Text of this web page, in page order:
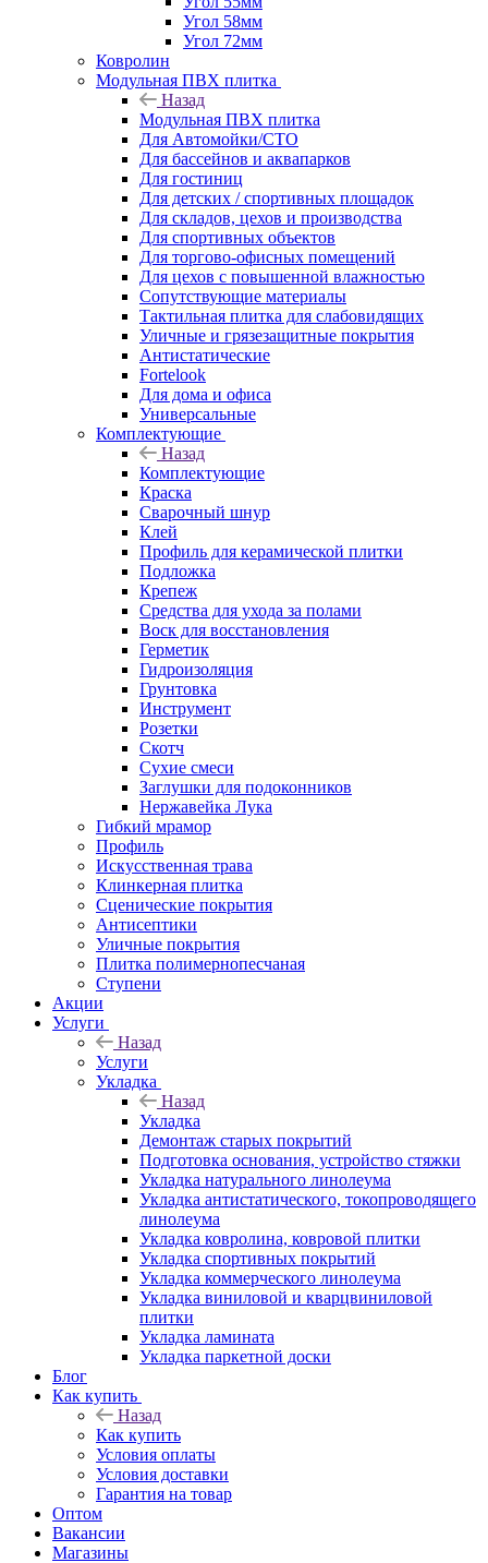
Угол 58мм
Угол 72мм
Ковролин
Модульная ПВХ плитка
Назад
Модульная ПВХ плитка
Для Автомойки/СТО
Для бассейнов и аквапарков
Для гостиниц
Для детских / спортивных площадок
Для складов, цехов и производства
Для спортивных объектов
Для торгово-офисных помещений
Для цехов с повышенной влажностью
Сопутствующие материалы
Тактильная плитка для слабовидящих
Уличные и грязезащитные покрытия
Антистатические
Fortelook
Для дома и офиса
Универсальные
Комплектующие
Назад
Комплектующие
Краска
Сварочный шнур
Клей
Профиль для керамической плитки
Подложка
Крепеж
Средства для ухода за полами
Воск для восстановления
Герметик
Гидроизоляция
Грунтовка
Инструмент
Розетки
Скотч
Сухие смеси
Заглушки для подоконников
Нержавейка Лука
Гибкий мрамор
Профиль
Искусственная трава
Клинкерная плитка
Сценические покрытия
Антисептики
Уличные покрытия
Плитка полимернопесчаная
Ступени
Акции
Услуги
Назад
Услуги
Укладка
Назад
Укладка
Демонтаж старых покрытий
Подготовка основания, устройство стяжки
Укладка натурального линолеума
Укладка антистатического, токопроводящего
линолеума
Укладка ковролина, ковровой плитки
Укладка спортивных покрытий
Укладка коммерческого линолеума
Укладка виниловой и кварцвиниловой
плитки
Укладка ламината
Укладка паркетной доски
Блог
Как купить
Назад
Как купить
Условия оплаты
Условия доставки
Гарантия на товар
Оптом
Вакансии
Магазины